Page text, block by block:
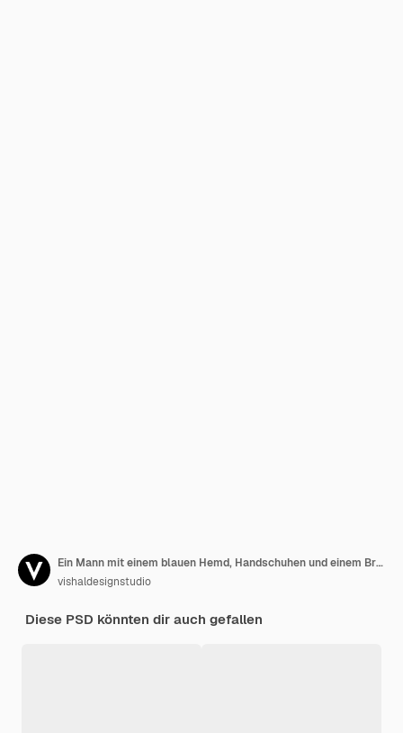
Ein Mann mit einem blauen Hemd, Handschuhen und einem Brandi-Mockup
vishaldesignstudio
Diese PSD könnten dir auch gefallen